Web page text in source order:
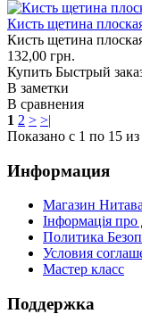
Кисть щетина
Кисть щетина
132,00 грн.
Купить Быстрый
В заметки
В сравнения
1 2 > >|
Показано с 1 по 15
Информация
Магазин Нитава
Інформація про
Политика
Условия
Мастер класс
Поддержка